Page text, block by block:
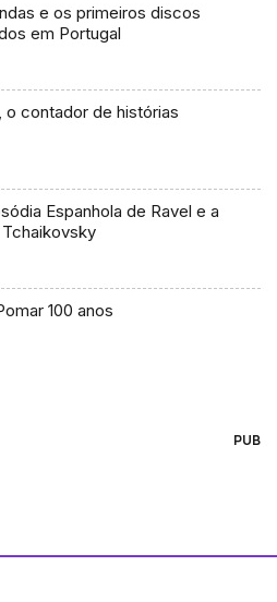
e os primeiros discos
em Portugal
o contador de histórias
Espanhola de Ravel e a
100 anos
PUB